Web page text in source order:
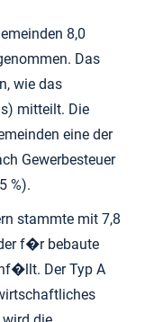
8,0
Das
wie das
mitteilt. Die
eine der
Gewerbesteuer
%).
stammte mit 7,8
f�r bebaute
Der Typ A